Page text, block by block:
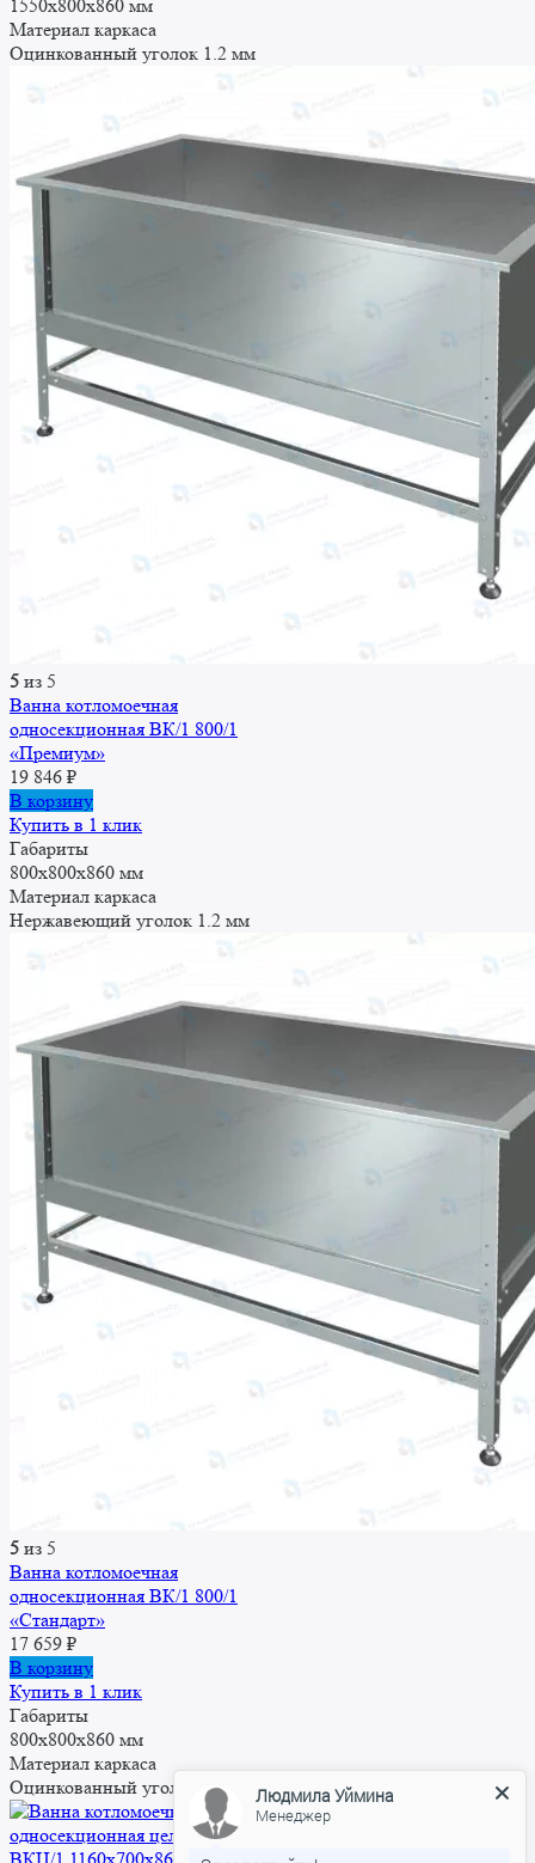
1550x800x860 мм
Материал каркаса
Оцинкованный уголок 1.2 мм
5 из 5
Ванна котломоечная
односекционная ВК/1 800/1
«Премиум»
19 846 ₽
В корзину
Купить в 1 клик
Габариты
800x800x860 мм
Материал каркаса
Нержавеющий уголок 1.2 мм
5 из 5
Ванна котломоечная
односекционная ВК/1 800/1
«Стандарт»
17 659 ₽
В корзину
Купить в 1 клик
Габариты
800x800x860 мм
Материал каркаса
Оцинкованный уголок 1.2 мм
Людмила Уймина
Здравствуйте!